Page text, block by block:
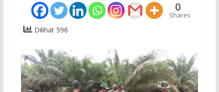
0
Shares
Dilihat 596